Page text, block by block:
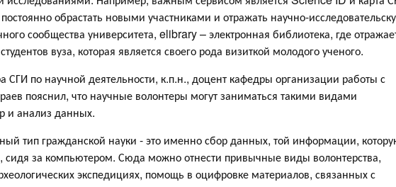
обрастать новыми участниками и отражать научно-
сообщества университета, elibrary – электронная библиотека, где
вуза, которая является своего рода визиткой молодого ученого.
СГИ по научной деятельности, к.п.н., доцент кафедры организации работы с
пояснил, что научные волонтеры могут заниматься такими видами
и анализ данных.
тип гражданской науки - это именно сбор данных, той информации,
сидя за компьютером. Сюда можно отнести привычные виды волонтерства,
экспедициях, помощь в оцифровке материалов, связанных с